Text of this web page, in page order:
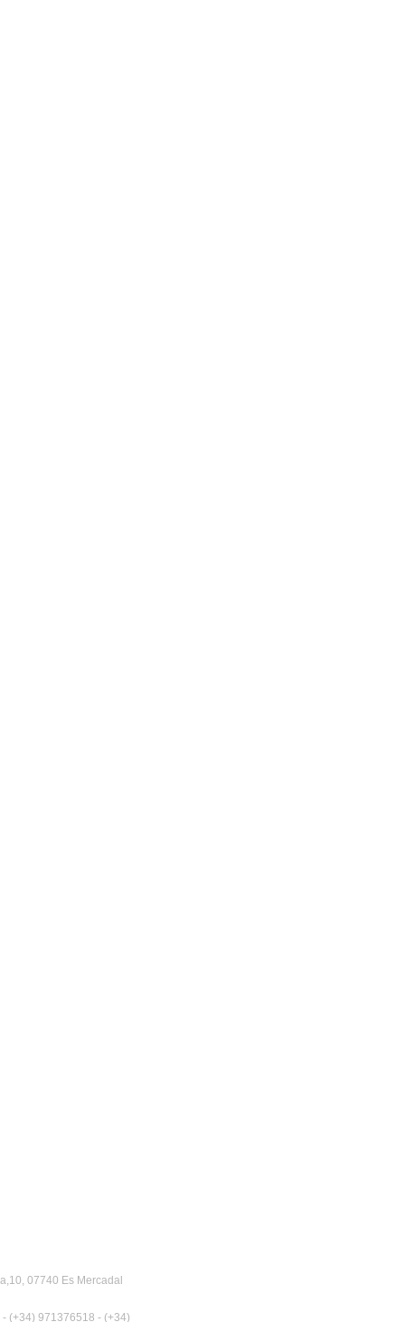
07740 Es Mercadal
(+34) 971376518 - (+34)